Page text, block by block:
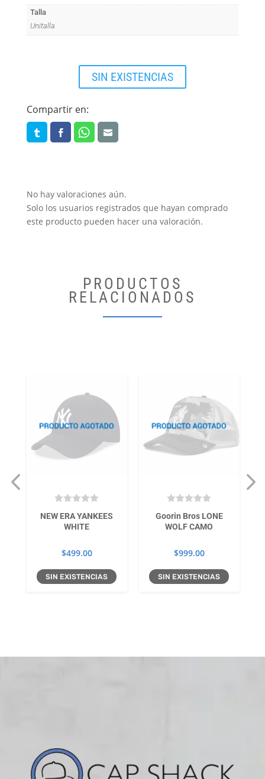
Talla
Unitalla
SIN EXISTENCIAS
Compartir en:
No hay valoraciones aún.
Solo los usuarios registrados que hayan comprado
este producto pueden hacer una valoración.
PRODUCTOS
RELACIONADOS
NEW ERA YANKEES
WHITE
$499.00
SIN EXISTENCIAS
Goorin Bros LONE
WOLF CAMO
$999.00
SIN EXISTENCIAS